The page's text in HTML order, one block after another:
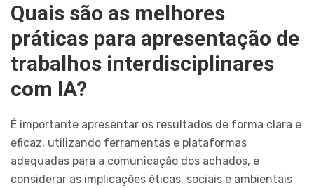
Quais são as melhores
práticas para apresentação de
trabalhos interdisciplinares
com IA?
É importante apresentar os resultados de forma clara e
eficaz, utilizando ferramentas e plataformas
adequadas para a comunicação dos achados, e
considerar as implicações éticas, sociais e ambientais